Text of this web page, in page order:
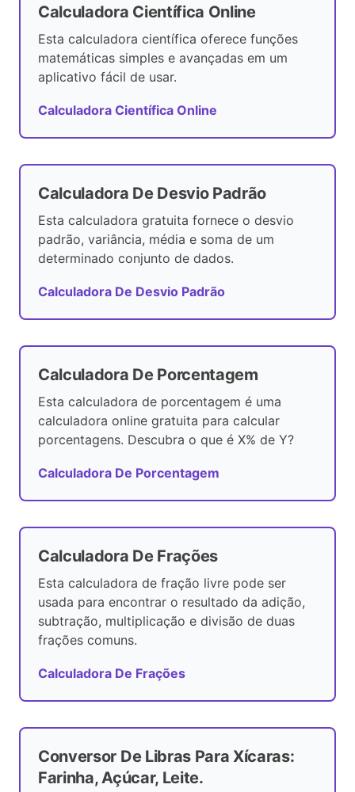
Calculadora Científica Online
Esta calculadora científica oferece funções
matemáticas simples e avançadas em um
aplicativo fácil de usar.
Calculadora Científica Online
Calculadora De Desvio Padrão
Esta calculadora gratuita fornece o desvio
padrão, variância, média e soma de um
determinado conjunto de dados.
Calculadora De Desvio Padrão
Calculadora De Porcentagem
Esta calculadora de porcentagem é uma
calculadora online gratuita para calcular
porcentagens. Descubra o que é X% de Y?
Calculadora De Porcentagem
Calculadora De Frações
Esta calculadora de fração livre pode ser
usada para encontrar o resultado da adição,
subtração, multiplicação e divisão de duas
frações comuns.
Calculadora De Frações
Conversor De Libras Para Xícaras:
Farinha, Açúcar, Leite.